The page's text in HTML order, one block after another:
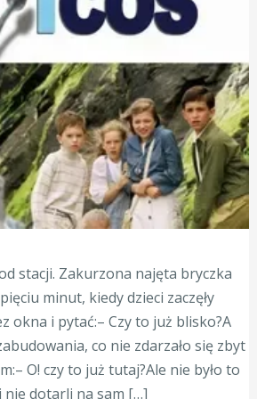
stacji. Zakurzona najęta bryczka
minut, kiedy dzieci zaczęły
okna i pytać:– Czy to już blisko?A
co nie zdarzało się zbyt
O! czy to już tutaj?Ale nie było to
nie dotarli na sam […]